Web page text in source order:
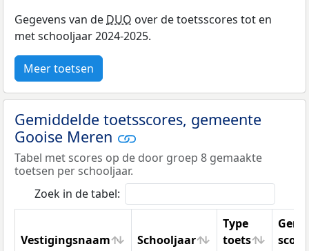
Gegevens van de DUO over de toetsscores tot en
met schooljaar 2024-2025.
Meer toetsen
Gemiddelde toetsscores, gemeente
Gooise Meren
Tabel met scores op de door groep 8 gemaakte
toetsen per schooljaar.
Zoek in de tabel:
Vestigingsnaam Schooljaar
Type
toets
score